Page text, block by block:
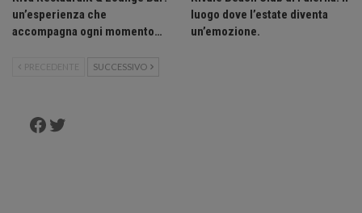
un’esperienza che
accompagna ogni momento…
luogo dove l’estate diventa
un’emozione.
PRECEDENTE SUCCESSIVO
Facebook
Twitter